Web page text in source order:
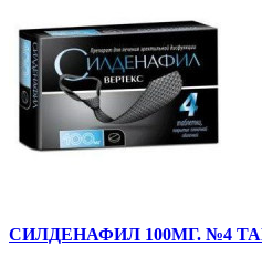
СИЛДЕНАФИЛ 100МГ. №4